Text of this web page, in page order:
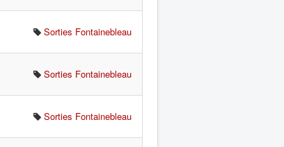
Sorties Fontainebleau
Sorties Fontainebleau
Sorties Fontainebleau